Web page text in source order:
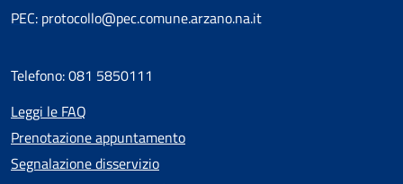
PEC: protocollo@pec.comune.arzano.na.it
Telefono: 081 5850111
Leggi le FAQ
Prenotazione appuntamento
Segnalazione disservizio